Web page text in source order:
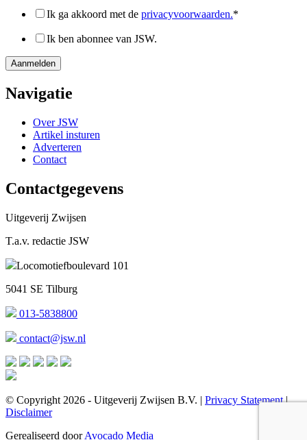
Ik ga akkoord met de privacyvoorwaarden.*
Ik ben abonnee van JSW.
Navigatie
Over JSW
Artikel insturen
Adverteren
Contact
Contactgegevens
Uitgeverij Zwijsen
T.a.v. redactie JSW
Locomotiefboulevard 101
5041 SE Tilburg
013-5838800
contact@jsw.nl
© Copyright 2026 - Uitgeverij Zwijsen B.V. | Privacy Statement|
Disclaimer
Gerealiseerd doorAvocado Media